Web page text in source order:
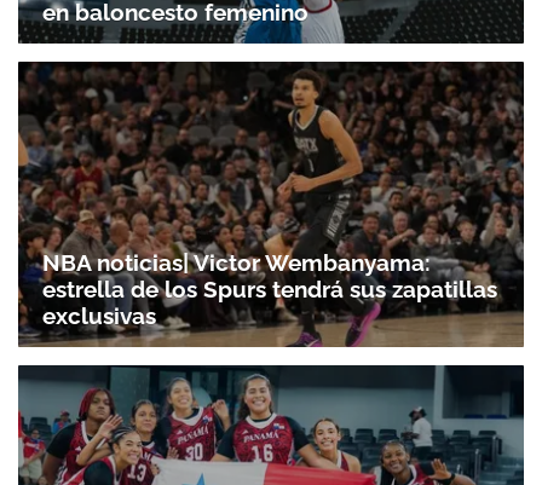
en baloncesto femenino
NBA noticias| Victor Wembanyama:
estrella de los Spurs tendrá sus zapatillas
exclusivas